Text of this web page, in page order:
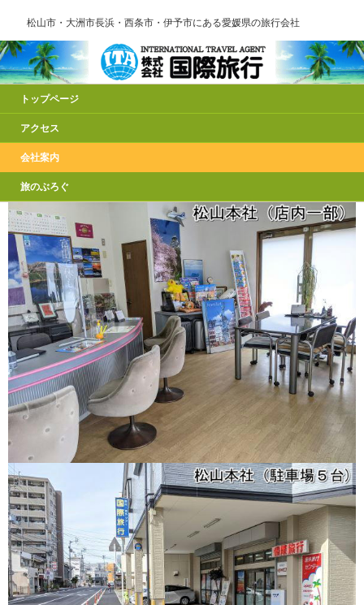
松山市・大洲市長浜・西条市・伊予市にある愛媛県の旅行会社
トップページ
アクセス
会社案内
旅のぶろぐ